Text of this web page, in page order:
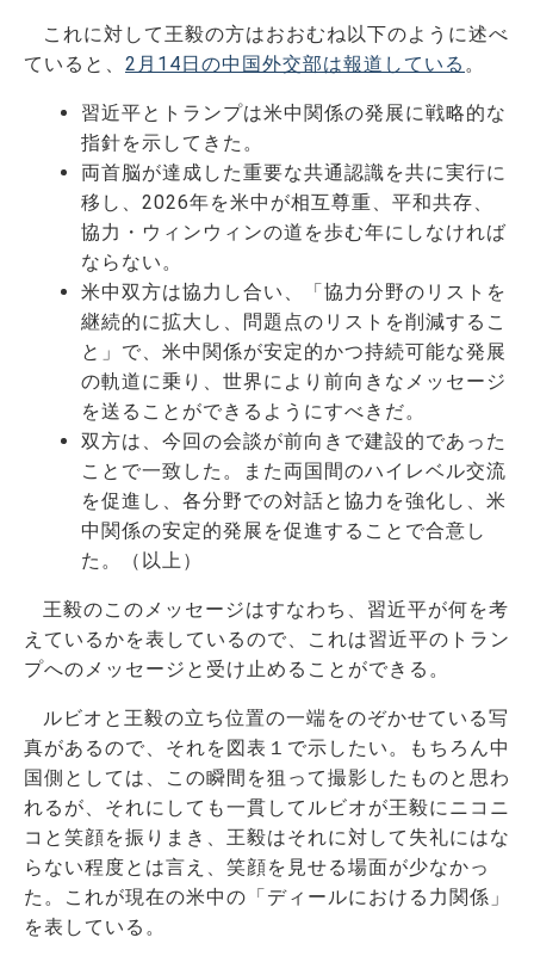
これに対して王毅の方はおおむね以下のように述べ
ていると、 2月14日の中国外交部は報道している 。
習近平とトランプは米中関係の発展に戦略的な
指針を示してきた。
両首脳が達成した重要な共通認識を共に実行に
移し、2026年を米中が相互尊重、平和共存、
協力・ウィンウィンの道を歩む年にしなければ
ならない。
米中双方は協力し合い、「協力分野のリストを
継続的に拡大し、問題点のリストを削減するこ
と」で、米中関係が安定的かつ持続可能な発展
の軌道に乗り、世界により前向きなメッセージ
を送ることができるようにすべきだ。
双方は、今回の会談が前向きで建設的であった
ことで一致した。また両国間のハイレベル交流
を促進し、各分野での対話と協力を強化し、米
中関係の安定的発展を促進することで合意し
た。（以上）
王毅のこのメッセージはすなわち、習近平が何を考
えているかを表しているので、これは習近平のトラン
プへのメッセージと受け止めることができる。
ルビオと王毅の立ち位置の一端をのぞかせている写
真があるので、それを図表１で示したい。もちろん中
国側としては、この瞬間を狙って撮影したものと思わ
れるが、それにしても一貫してルビオが王毅にニコニ
コと笑顔を振りまき、王毅はそれに対して失礼にはな
らない程度とは言え、笑顔を見せる場面が少なかっ
た。これが現在の米中の「ディールにおける力関係」
を表している。